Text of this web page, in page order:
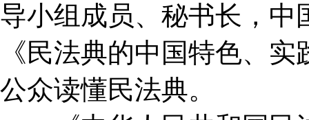
导小组成员、秘书长，中
《民法典的中国特色、
公众读懂民法典。